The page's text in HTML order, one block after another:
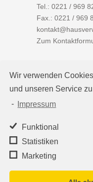
Wir verwenden
und unseren Service
-
Impressum
Funktional
Statistiken
Marketing
Tel.: 0221 / 969
Fax.: 0221 / 969
Zum
Auf einen
WEG-
Mietverwaltung
Team